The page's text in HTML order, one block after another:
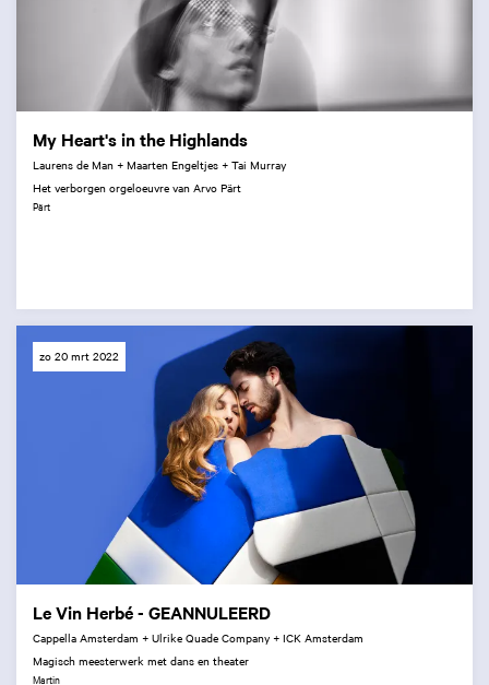
My Heart's in the Highlands
Laurens de Man + Maarten Engeltjes + Tai Murray
Het verborgen orgeloeuvre van Arvo Pärt
Pärt
Le Vin Herbé - GEANNULEERD
Cappella Amsterdam + Ulrike Quade Company + ICK Amsterdam
Magisch meesterwerk met dans en theater
Martin
zo 20 mrt 2022